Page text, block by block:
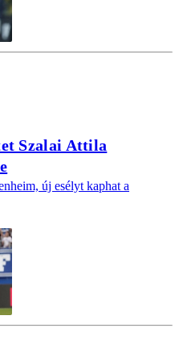
Szalai Attila
új esélyt kaphat a